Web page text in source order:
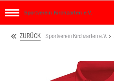
Sportverein Kirchzarten e.V.
ZURÜCK Sportverein Kirchzarten e.V.